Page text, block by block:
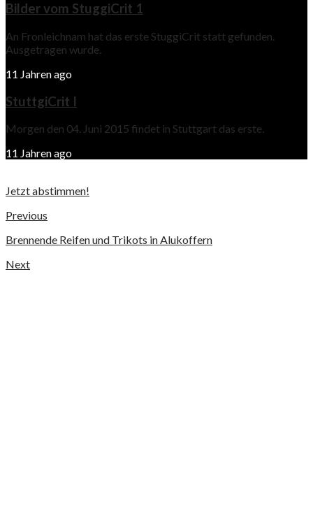
Bilder vom StuggiCrit 1
An Fronleichnam hat das erste StuggiCrit statt gefunden.
Ausgetragen wurde.
11 Jahren ago
StuttgiCrit I
Morgen den 04. Juni 2015 findet in Stuttgart das erste.
11 Jahren ago
Jetzt abstimmen!
Previous
Brennende Reifen und Trikots in Alukoffern
Next